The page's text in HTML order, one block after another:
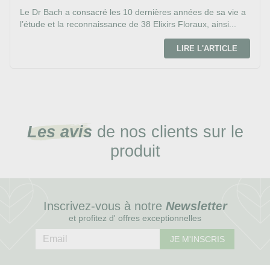
Le Dr Bach a consacré les 10 dernières années de sa vie a
l’étude et la reconnaissance de 38 Elixirs Floraux, ainsi...
LIRE L'ARTICLE
Les avis de nos clients sur le
produit
Inscrivez-vous à notre Newsletter
et profitez d' offres exceptionnelles
JE M'INSCRIS